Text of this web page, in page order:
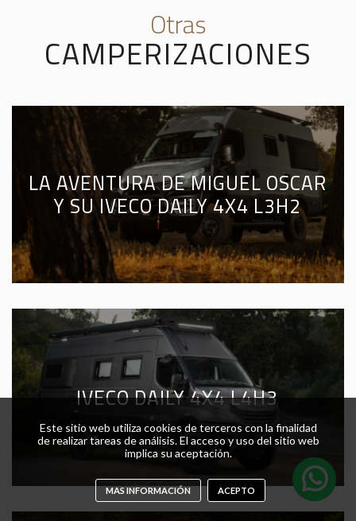
Otras
CAMPERIZACIONES
LA AVENTURA DE MIGUEL OSCAR
Y SU IVECO DAILY 4X4 L3H2
IVECO DAILY 4X4 L4H3
Este sitio web utiliza cookies de terceros con la finalidad
de realizar tareas de análisis. El acceso y uso del sitio web
implica su aceptación.
MAS INFORMACIÓN ACEPTO